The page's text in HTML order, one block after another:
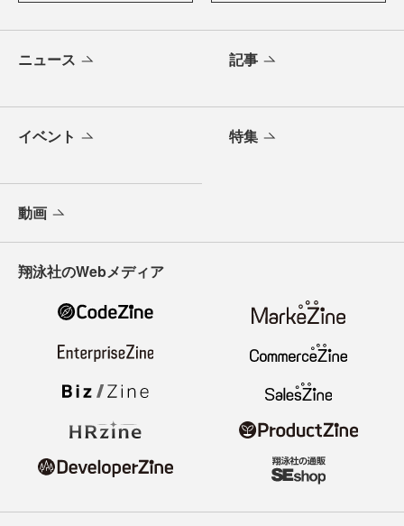
ニュース 記事
イベント 特集
動画
翔泳社のWebメディア